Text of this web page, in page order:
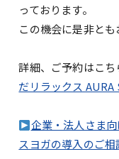
っております。
この機会に是非とも
詳細、ご予約はこ
だリラックス
企業・法人さま
スヨガの導入のご